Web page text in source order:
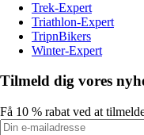
Trek-Expert
Triathlon-Expert
TripnBikers
Winter-Expert
Tilmeld dig vores
Få 10 % rabat ved at